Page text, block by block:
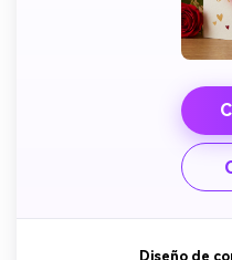
Diseño de